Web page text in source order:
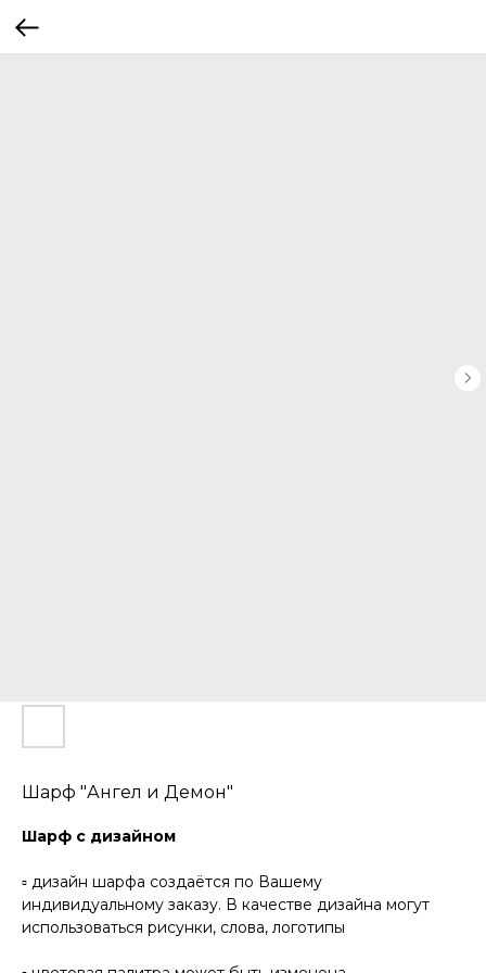
Шарф "Ангел и Демон"
Шарф с дизайном
▫️ дизайн шарфа создаётся по Вашему
индивидуальному заказу. В качестве дизайна могут
использоваться рисунки, слова, логотипы